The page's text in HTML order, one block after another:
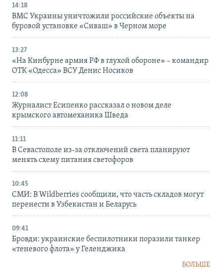
14:18
ВМС Украины уничтожили российские объекты на
буровой установке «Сиваш» в Черном море
13:27
«На Кинбурне армия РФ в глухой обороне» – командир
ОТК «Одесса» ВСУ Денис Носиков
12:08
Журналист Есипенко рассказал о новом деле
крымского автомеханика Шведа
11:11
В Севастополе из-за отключений света планируют
менять схему питания светофоров
10:45
СМИ: В Wildberries сообщили, что часть складов могут
перенести в Узбекистан и Беларусь
09:41
Бровди: украинские беспилотники поразили танкер
«теневого флота» у Геленджика
БОЛЬШЕ